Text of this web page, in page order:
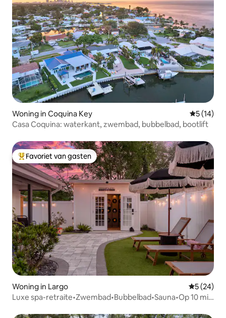
Woning in Coquina Key
5 (14)
Casa Coquina: waterkant, zwembad, bubbelbad, bootlift
Topfavoriet van gasten
Favoriet van gasten
Woning in Largo
5 (24)
Luxe spa-retraite•Zwembad•Bubbelbad•Sauna•Op 10 min